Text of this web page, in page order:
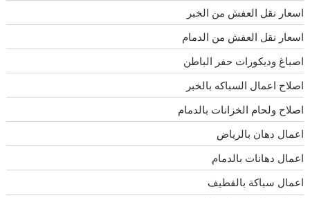
اسعار نقل العفش من الخبر
اسعار نقل العفش من الدمام
اصباغ وديكورات حفر الباطن
اصلاح اعمال السباكه بالخبر
اصلاح ولحام الخزانات بالدمام
اعمال دهان بالرياض
اعمال دهانات بالدمام
اعمال سباكة بالقطيف